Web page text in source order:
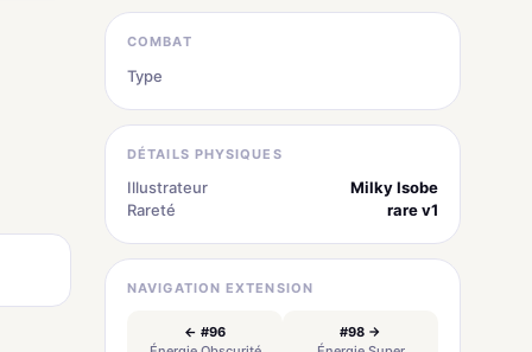
COMBAT
Type
DÉTAILS PHYSIQUES
Illustrateur
Milky Isobe
Rareté
rare v1
NAVIGATION EXTENSION
← #96
#98 →